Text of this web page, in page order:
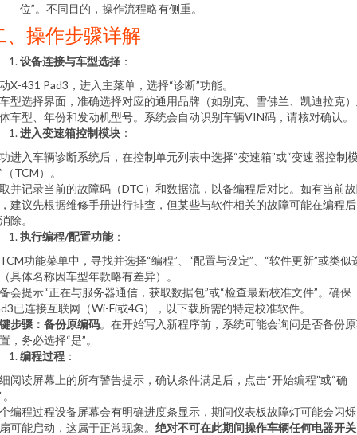
位”。不同目的，操作流程略有侧重。
、操作步骤详解
设备连接与车型选择 ：
X-431 Pad3，进入主菜单，选择“诊断”功能。
型选择界面，准确选择对应的通用品牌（如别克、雪佛兰、凯迪拉克
车型、年份和发动机型号。系统会自动识别车辆VIN码，请核对确认。
进入变速箱控制模块 ：
进入车辆诊断系统后，在控制单元列表中选择“变速箱”或“变速器控制
（TCM）。
并记录当前的故障码（DTC）和数据流，以备编程后对比。如有当前
建议先根据维修手册进行排查，但某些与软件相关的故障可能在编程
除。
执行编程/配置功能：
功能菜单中，寻找并选择“编程”、“配置与设定”、“软件更新”或类似
具体名称因车型年款略有差异）。
会提示“正在与服务器通信，获取数据包”或“检查最新校准文件”。确保
已连接互联网（Wi-Fi或4G），以下载所需的特定校准软件。
步骤：备份原编码。在开始写入新程序前，系统可能会询问是否备份
，务必选择“是”。
编程过程 ：
阅读屏幕上的所有警告提示，确认条件满足后，点击“开始编程”或“确
编程过程设备屏幕会有明确进度条显示，期间仪表板故障灯可能会闪
可能启动，这属于正常现象。 绝对不可在此期间操作车辆任何电器开